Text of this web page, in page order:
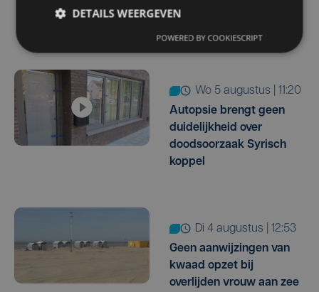
dan eerst in het
wo 5 augustus | 11:20
Autopsie brengt geen
duidelijkheid over
doodsoorzaak Syrisch
koppel
di 4 augustus | 12:53
Geen aanwijzingen van
kwaad opzet bij
overlijden vrouw aan zee
DETAILS WEERGEVEN
POWERED BY COOKIESCRIPT